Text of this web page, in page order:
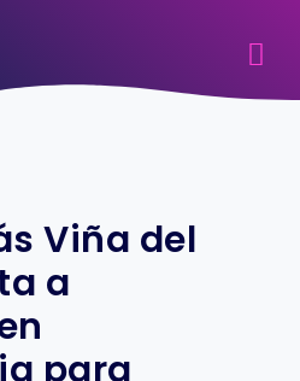
Viña del
a
para